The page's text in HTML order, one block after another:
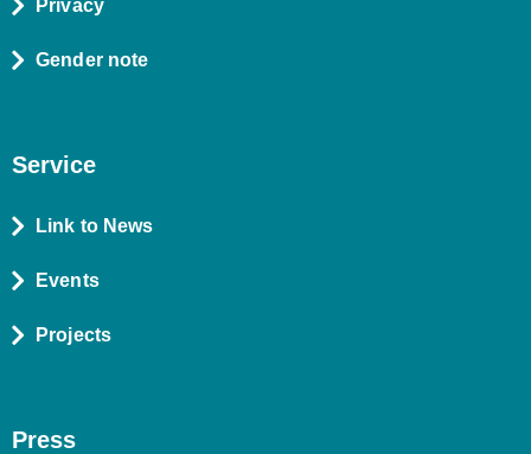
Privacy
Gender note
Service
Link to News
Events
Projects
Press